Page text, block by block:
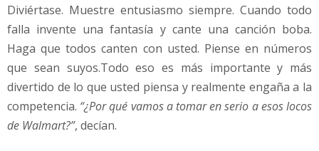
Diviértase. Muestre entusiasmo siempre. Cuando todo
falla invente una fantasía y cante una canción boba.
Haga que todos canten con usted. Piense en números
que sean suyos.Todo eso es más importante y más
divertido de lo que usted piensa y realmente engaña a la
competencia. “¿Por qué vamos a tomar en serio a esos locos
de Walmart?”, decían.